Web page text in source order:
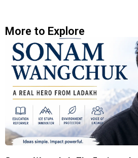
More to Explore